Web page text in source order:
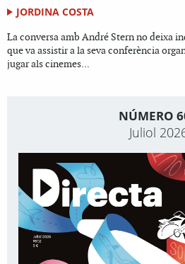
JORDINA COSTA
La conversa amb André Stern no deixa
que va assistir a la seva conferència
jugar als cinemes...
NÚMERO
Juliol